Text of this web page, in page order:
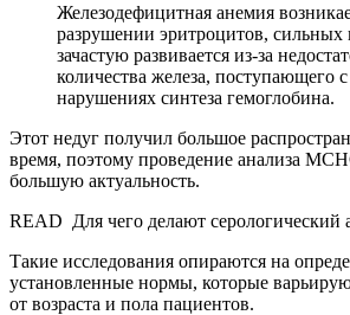
Железодефицитная анемия
разрушении эритроцитов, сильных
зачастую развивается из-за
количества железа, поступающего
нарушениях синтеза гемоглобина.
Этот недуг получил большое
время, поэтому проведение анализа
большую актуальность.
READ Для чего делают серологический
Такие исследования опираются на
установленные нормы, которые
от возраста и пола пациентов.